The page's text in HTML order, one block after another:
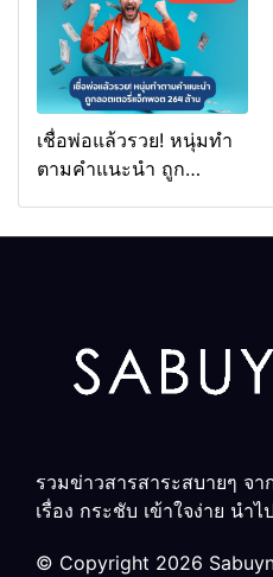
เชื่อพ่อแล้วรวย! หนุ่มทำ
ตามคำแนะนำ ถูก
รวมข่าวสารสาระสบายๆ จ
เรื่อง กระชับ เข้าใจง่าย นำไ
© Copyright 2026